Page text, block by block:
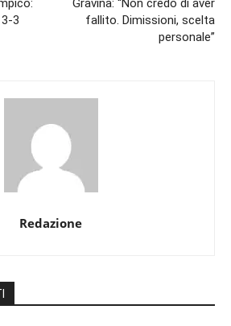
3
Gravina: “Non credo di aver
fallito. Dimissioni, scelta
personale”
Redazione